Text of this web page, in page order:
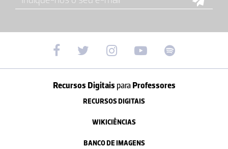
Recursos Digitais paraProfessores
RECURSOS DIGITAIS
WIKICIÊNCIAS
BANCO DE IMAGENS